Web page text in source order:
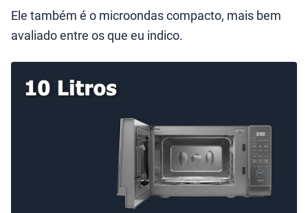
Ele também é o microondas compacto, mais bem
avaliado entre os que eu indico.